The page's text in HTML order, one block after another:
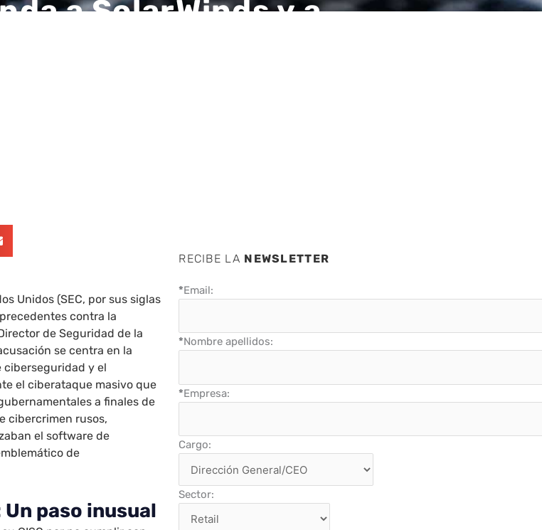
a SolarWinds y a
Unidos (SEC, por sus siglas
contra la
de Seguridad de la
se centra en la
ciberseguridad y el
el ciberataque masivo que
a finales de
cibercrimen rusos,
el software de
de
Un paso inusual
RECIBE LA NEWSLETTER
*Email:
*Nombre apellidos:
*Empresa:
Cargo:
Sector: